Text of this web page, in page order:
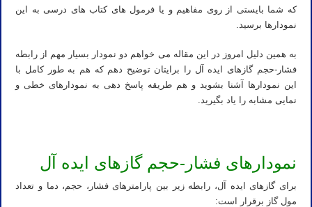
که شما بایستی از روی مفاهیم و یا فرمول های کتاب های درسی به این
نمودارها برسید.
به همین دلیل امروز در این مقاله می خواهم دو نمودار بسیار مهم از رابطه
فشار-حجم گازهای ایده آل را برایتان توضیح دهم که هم به طور کامل با
این نمودارها آشنا بشوید و هم طریقه پاسخ دهی به نمودارهای خطی و
نمایی مشابه را یاد بگیرید.
نمودارهای فشار-حجم گازهای ایده آل
برای گازهای ایده آل، رابطه زیر بین پارامترهای فشار، حجم، دما و تعداد
مول گاز برقرار است: